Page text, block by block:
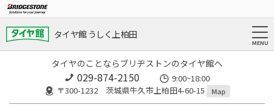
タイヤ館 うしく上柏田
タイヤのことならブリヂストンのタイヤ館へ
029-874-2150
9:00~18:00
〒300-1232 茨城県牛久市上柏田4-60-15
Map